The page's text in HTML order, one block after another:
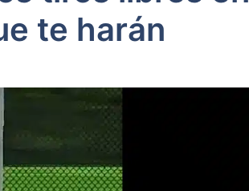
te harán